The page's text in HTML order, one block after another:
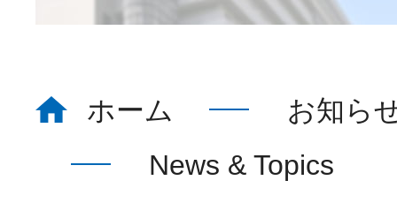
ホーム
ホーム
お知ら
News & Topics